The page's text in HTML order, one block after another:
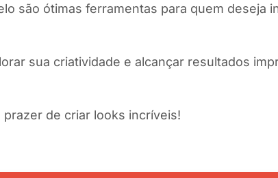
são ótimas ferramentas para quem deseja
sua criatividade e alcançar resultados
de criar looks incríveis!